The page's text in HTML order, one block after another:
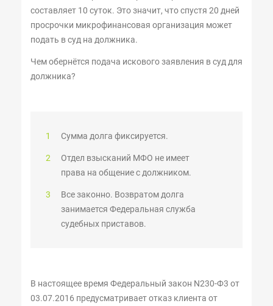
составляет 10 суток. Это значит, что спустя 20 дней
просрочки микрофинансовая организация может
подать в суд на должника.
Чем обернётся подача искового заявления в суд для
должника?
Сумма долга фиксируется.
Отдел взысканий МФО не имеет
права на общение с должником.
Все законно. Возвратом долга
занимается Федеральная служба
судебных приставов.
В настоящее время Федеральный закон N230-Ф3 от
03.07.2016 предусматривает отказ клиента от